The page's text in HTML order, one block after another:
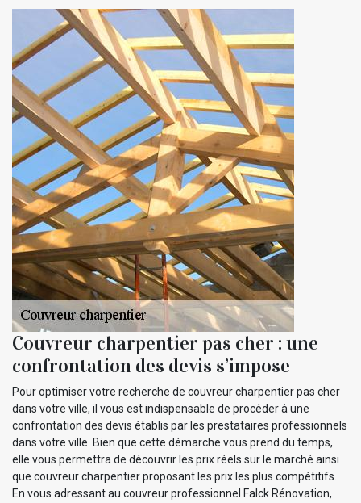
Couvreur charpentier pas cher : une
confrontation des devis s’impose
Pour optimiser votre recherche de couvreur charpentier pas cher
dans votre ville, il vous est indispensable de procéder à une
confrontation des devis établis par les prestataires professionnels
dans votre ville. Bien que cette démarche vous prend du temps,
elle vous permettra de découvrir les prix réels sur le marché ainsi
que couvreur charpentier proposant les prix les plus compétitifs.
En vous adressant au couvreur professionnel Falck Rénovation,